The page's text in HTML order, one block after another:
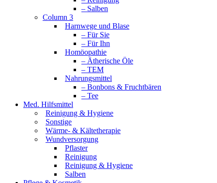
– Salben
Column 3
Harnwege und Blase
– Für Sie
– Für Ihn
Homöopathie
– Ätherische Öle
– TEM
Nahrungsmittel
– Bonbons & Fruchtbären
– Tee
Med. Hilfsmittel
Reinigung & Hygiene
Sonstige
Wärme- & Kältetherapie
Wundversorgung
Pflaster
Reinigung
Reinigung & Hygiene
Salben